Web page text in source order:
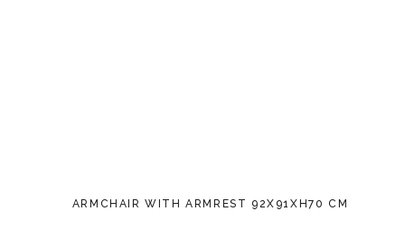
ARMCHAIR WITH ARMREST 92X91XH70 CM